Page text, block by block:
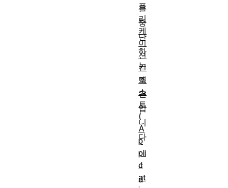
을
중
단
하
는
조
건
입
니
다
.
J
a
플
리
케
이
션
컨
텍
스
트
(
A
p
pli
c
at